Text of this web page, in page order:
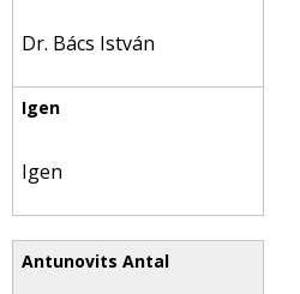
Dr. Bács István
Igen